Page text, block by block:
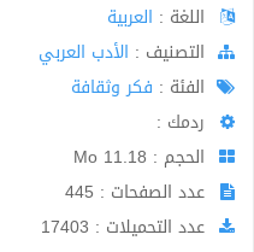
اللغة : العربية
اﻟﺘﺼﻨﻴﻒ : الأدب العربي
الفئة : فكر وثقافة
ردمك :
الحجم : 11.18 Mo
عدد الصفحات : 445
عدد التحميلات : 17403